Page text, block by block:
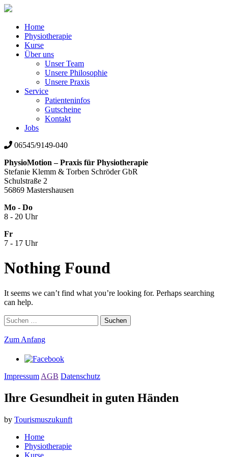
Home
Physiotherapie
Kurse
Über uns
Unser Team
Unsere Philosophie
Unsere Praxis
Service
Patienteninfos
Gutscheine
Kontakt
Jobs
06545/9149-040
PhysioMotion – Praxis für Physiotherapie
Stefanie Klemm & Torben Schröder GbR
Schulstraße 2
56869 Mastershausen
Mo - Do
8 - 20 Uhr
Fr
7 - 17 Uhr
Nothing Found
It seems we can’t find what you’re looking for. Perhaps searching
can help.
Suchen
nach:
Zum Anfang
Impressum AGB Datenschutz
Ihre Gesundheit in guten Händen
by Tourismuszukunft
Home
Physiotherapie
Kurse